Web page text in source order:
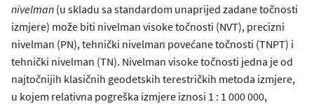
nivelman (u skladu sa standardom unaprijed zadane točnosti
izmjere) može biti nivelman visoke točnosti (NVT), precizni
nivelman (PN), tehnički nivelman povećane točnosti (TNPT) i
tehnički nivelman (TN). Nivelman visoke točnosti jedna je od
najtočnijih klasičnih geodetskih terestričkih metoda izmjere,
u kojem relativna pogreška izmjere iznosi 1 : 1 000 000,